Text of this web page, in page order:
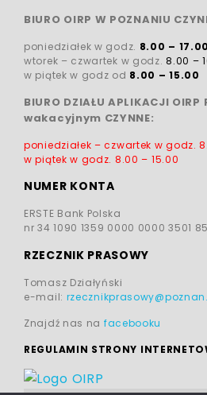
BIURO OIRP W POZNANIU
poniedziałek w godz. 8.00 – 17.00
wtorek – czwartek w godz.8.00 –
w piątek w godz od 8.00 – 15.00
BIURO DZIAŁU APLIKACJI
wakacyjnym CZYNNE:
poniedziałek – czwartek w godz.
w piątek w godz. 8.00 – 15.00
NUMER KONTA
ERSTE Bank Polska
nr 34 1090 1359 0000 0000 3501
RZECZNIK PRASOWY
Tomasz Działyński
e-mail:
Znajdź nas na facebooku
REGULAMIN STRONY